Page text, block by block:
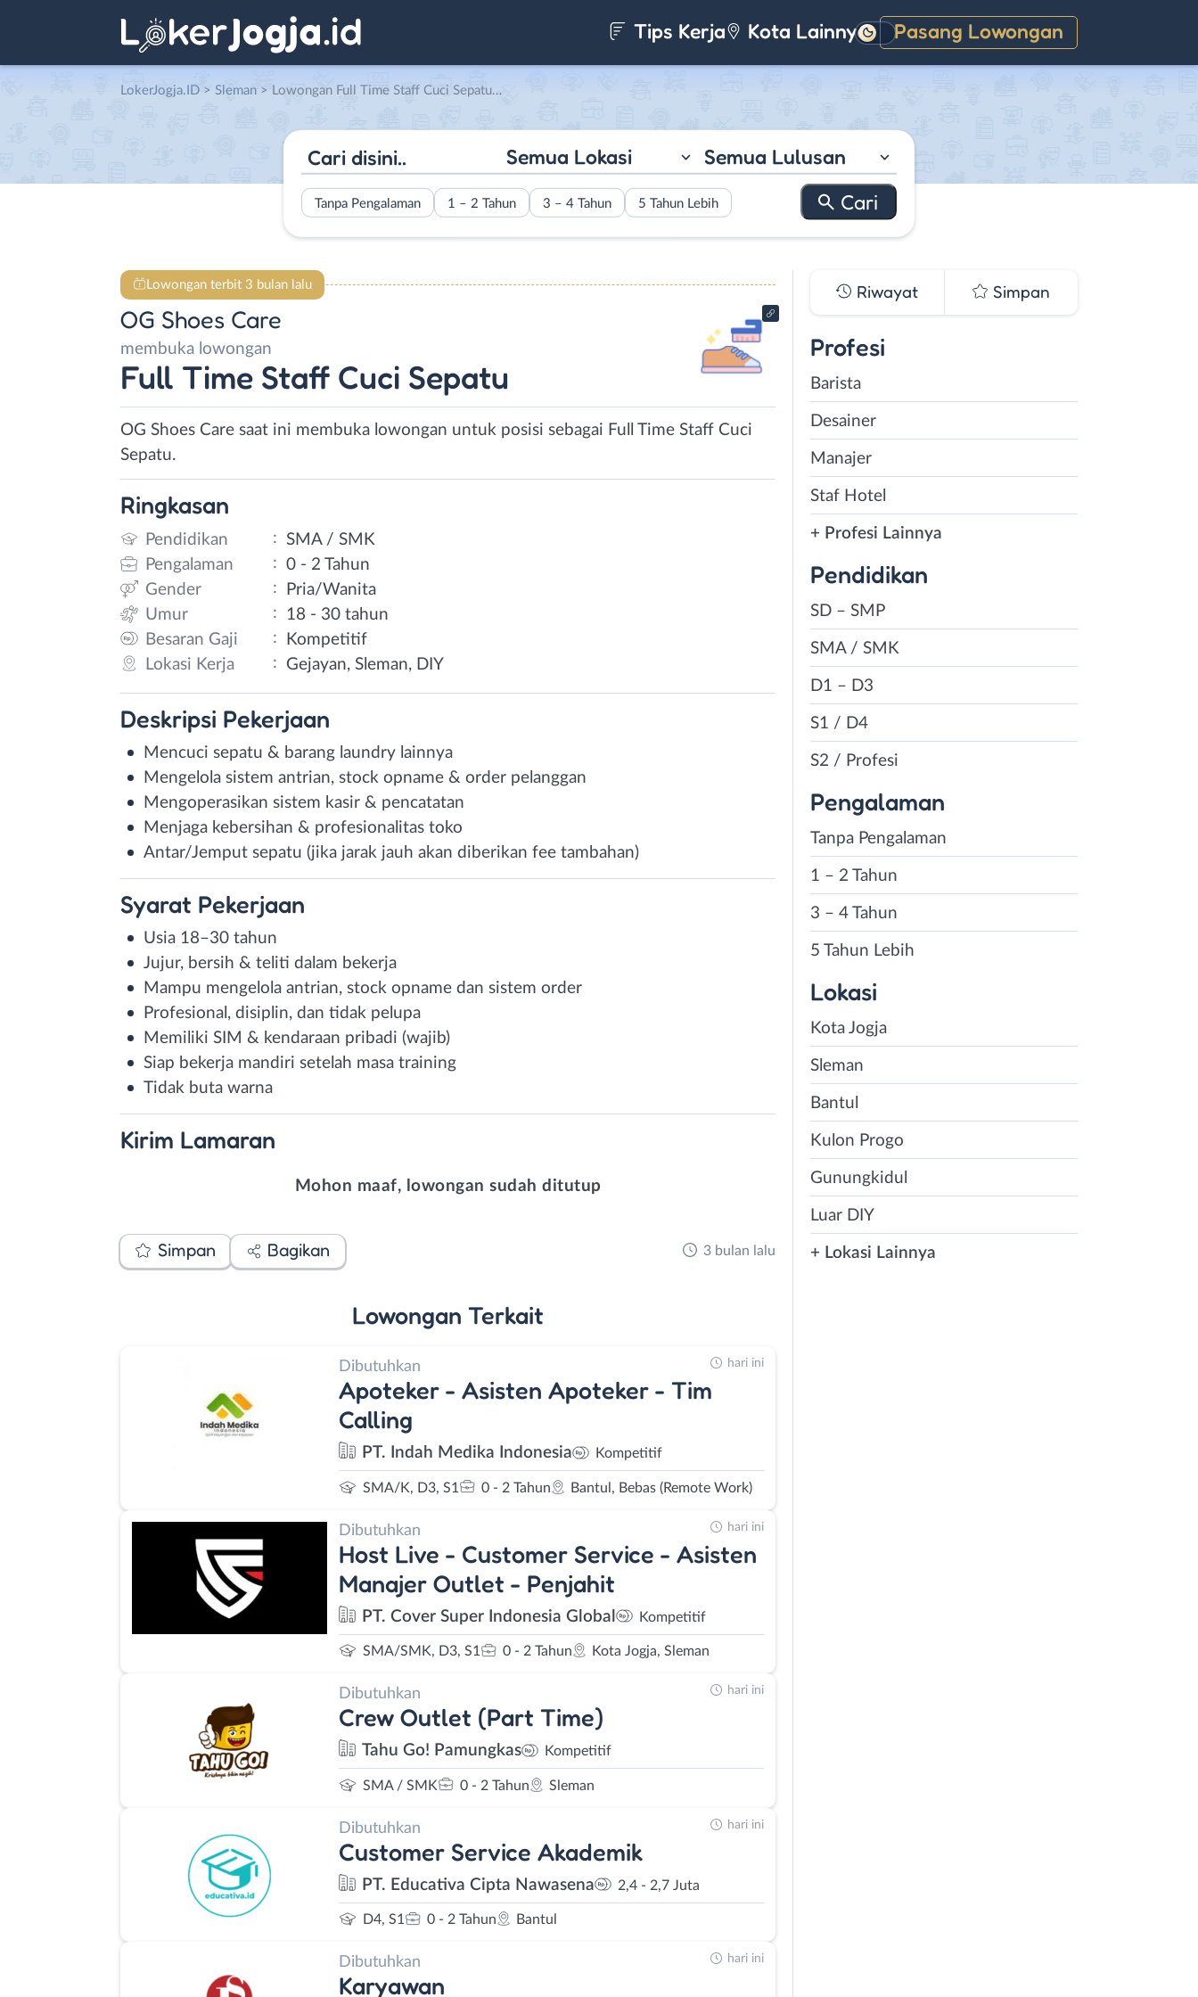
Tips Kerja Kota Lainnya Pasang Lowongan
Gelap
LokerJogja.ID > Sleman > Lowongan Full Time Staff Cuci Sepatu di OG Shoes Care
Semua Lokasi Semua Lulusan
Tanpa Pengalaman 1 – 2 Tahun 3 – 4 Tahun 5 Tahun Lebih
Lowongan terbit 3 bulan lalu
OG Shoes Care
membuka lowongan
Full Time Staff Cuci Sepatu
OG Shoes Care saat ini membuka lowongan untuk posisi sebagai Full Time Staff Cuci
Sepatu.
Ringkasan
Pendidikan : SMA / SMK
Pengalaman
: 0 - 2 Tahun
Gender
:
Pria/Wanita
Umur
:
18 - 30 tahun
Besaran Gaji
:
Kompetitif
Lokasi Kerja
: Gejayan, Sleman, DIY
Deskripsi Pekerjaan
Mencuci sepatu & barang laundry lainnya
Mengelola sistem antrian, stock opname & order pelanggan
Mengoperasikan sistem kasir & pencatatan
Menjaga kebersihan & profesionalitas toko
Antar/Jemput sepatu (jika jarak jauh akan diberikan fee tambahan)
Syarat Pekerjaan
Usia 18–30 tahun
Jujur, bersih & teliti dalam bekerja
Mampu mengelola antrian, stock opname dan sistem order
Profesional, disiplin, dan tidak pelupa
Memiliki SIM & kendaraan pribadi (wajib)
Siap bekerja mandiri setelah masa training
Tidak buta warna
Kirim Lamaran
Mohon maaf, lowongan sudah ditutup
Simpan Bagikan 3 bulan lalu
Lowongan Terkait
Dibutuhkan
Apoteker - Asisten Apoteker - Tim
Calling
PT. Indah Medika Indonesia Kompetitif
SMA/K, D3, S1 0 - 2 Tahun Bantul, Bebas (Remote Work)
hari ini
Dibutuhkan
Host Live - Customer Service - Asisten
Manajer Outlet - Penjahit
PT. Cover Super Indonesia Global Kompetitif
SMA/SMK, D3, S1 0 - 2 Tahun Kota Jogja, Sleman
hari ini
Dibutuhkan
Crew Outlet (Part Time)
Tahu Go! Pamungkas Kompetitif
SMA / SMK 0 - 2 Tahun Sleman
hari ini
Dibutuhkan
Customer Service Akademik
PT. Educativa Cipta Nawasena 2,4 - 2,7 Juta
D4, S1 0 - 2 Tahun Bantul
hari ini
Dibutuhkan
Karyawan
hari ini
Riwayat Simpan
Profesi
Barista
Desainer
Manajer
Staf Hotel
+ Profesi Lainnya
Pendidikan
SD – SMP
SMA / SMK
D1 – D3
S1 / D4
S2 / Profesi
Pengalaman
Tanpa Pengalaman
1 – 2 Tahun
3 – 4 Tahun
5 Tahun Lebih
Lokasi
Kota Jogja
Sleman
Bantul
Kulon Progo
Gunungkidul
Luar DIY
+ Lokasi Lainnya